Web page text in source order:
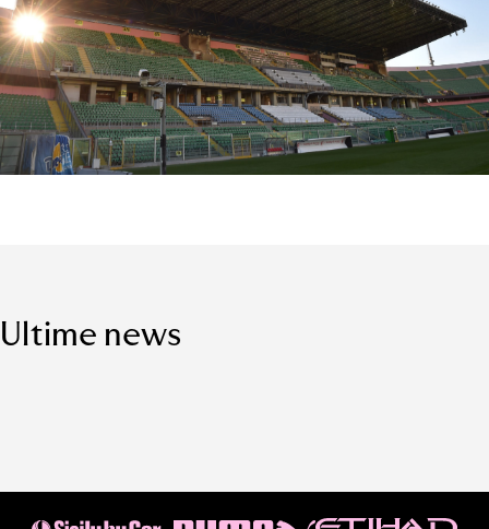
Ultime news